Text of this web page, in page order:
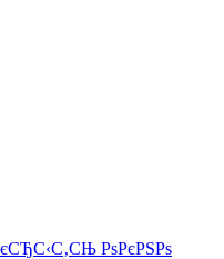
РѕРєРЅРѕ